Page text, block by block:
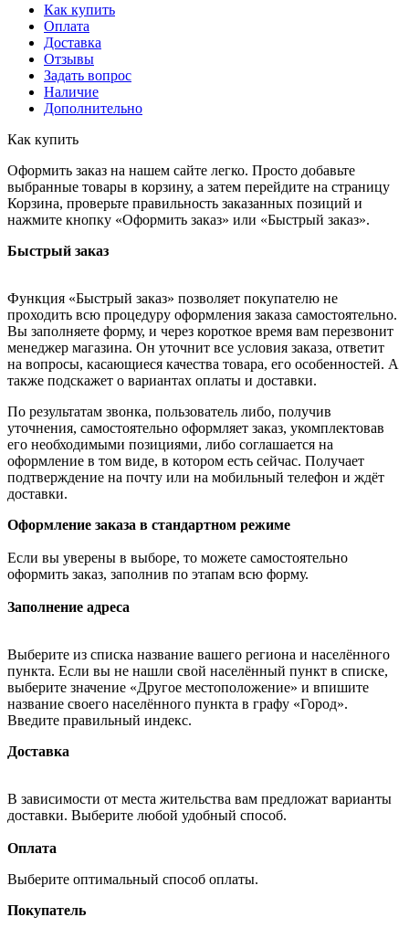
Как купить
Оплата
Доставка
Отзывы
Задать вопрос
Наличие
Дополнительно
Как купить
Оформить заказ на нашем сайте легко. Просто добавьте
выбранные товары в корзину, а затем перейдите на страницу
Корзина, проверьте правильность заказанных позиций и
нажмите кнопку «Оформить заказ» или «Быстрый заказ».
Быстрый заказ
Функция «Быстрый заказ» позволяет покупателю не
проходить всю процедуру оформления заказа самостоятельно.
Вы заполняете форму, и через короткое время вам перезвонит
менеджер магазина. Он уточнит все условия заказа, ответит
на вопросы, касающиеся качества товара, его особенностей. А
также подскажет о вариантах оплаты и доставки.
По результатам звонка, пользователь либо, получив
уточнения, самостоятельно оформляет заказ, укомплектовав
его необходимыми позициями, либо соглашается на
оформление в том виде, в котором есть сейчас. Получает
подтверждение на почту или на мобильный телефон и ждёт
доставки.
Оформление заказа в стандартном режиме
Если вы уверены в выборе, то можете самостоятельно
оформить заказ, заполнив по этапам всю форму.
Заполнение адреса
Выберите из списка название вашего региона и населённого
пункта. Если вы не нашли свой населённый пункт в списке,
выберите значение «Другое местоположение» и впишите
название своего населённого пункта в графу «Город».
Введите правильный индекс.
Доставка
В зависимости от места жительства вам предложат варианты
доставки. Выберите любой удобный способ.
Оплата
Выберите оптимальный способ оплаты.
Покупатель